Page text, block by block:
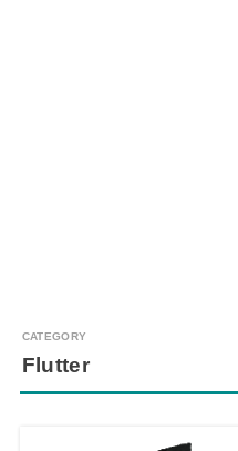
Flutter